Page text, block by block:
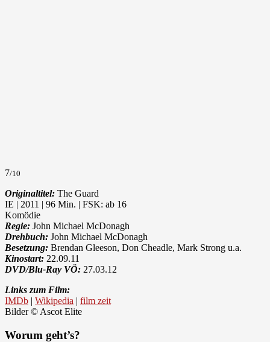
7/10
Originaltitel: The Guard
IE | 2011 | 96 Min. | FSK: ab 16
Komödie
Regie: John Michael McDonagh
Drehbuch: John Michael McDonagh
Besetzung: Brendan Gleeson, Don Cheadle, Mark Strong u.a.
Kinostart: 22.09.11
DVD/Blu-Ray VÖ: 27.03.12
Links zum Film:
IMDb | Wikipedia | film zeit
Bilder © Ascot Elite
Worum geht’s?